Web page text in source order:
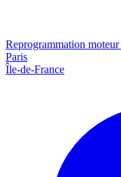
Reprogrammation moteur
Paris
Île-de-France